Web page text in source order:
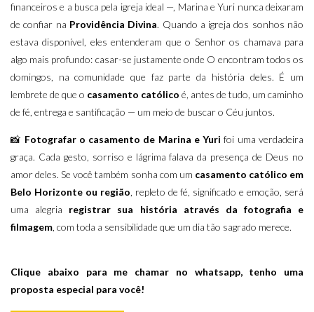
financeiros e a busca pela igreja ideal —, Marina e Yuri nunca deixaram
de confiar na Providência Divina. Quando a igreja dos sonhos não
estava disponível, eles entenderam que o Senhor os chamava para
algo mais profundo: casar-se justamente onde O encontram todos os
domingos, na comunidade que faz parte da história deles. É um
lembrete de que o casamento católico é, antes de tudo, um caminho
de fé, entrega e santificação — um meio de buscar o Céu juntos.
📸 Fotografar o casamento de Marina e Yuri foi uma verdadeira
graça. Cada gesto, sorriso e lágrima falava da presença de Deus no
amor deles. Se você também sonha com um casamento católico em
Belo Horizonte ou região, repleto de fé, significado e emoção, será
uma alegria registrar sua história através da fotografia e
filmagem, com toda a sensibilidade que um dia tão sagrado merece.
Clique abaixo para me chamar no whatsapp, tenho uma
proposta especial para você!